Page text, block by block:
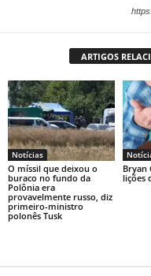
ARTIGOS
Notícias
O míssil que deixou o
buraco no fundo da
Polônia era
provavelmente russo, diz
primeiro-ministro
polonês Tusk
Bryan
lições